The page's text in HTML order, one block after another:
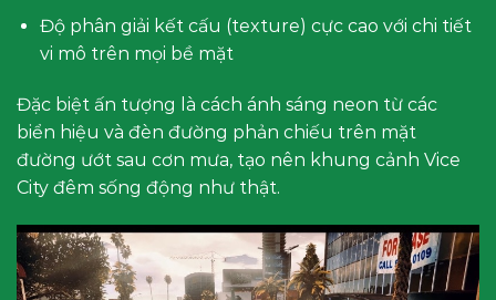
Độ phân giải kết cấu (texture) cực cao với chi tiết
vi mô trên mọi bề mặt
Đặc biệt ấn tượng là cách ánh sáng neon từ các
biển hiệu và đèn đường phản chiếu trên mặt
đường ướt sau cơn mưa, tạo nên khung cảnh Vice
City đêm sống động như thật.